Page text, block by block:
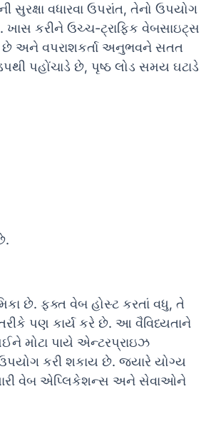
વધારવા ઉપરાંત, તેનો ઉપયોગ
ખાસ કરીને ઉચ્ચ-ટ્રાફિક વેબસાઇટ્સ
છે અને વપરાશકર્તા અનુભવને સતત
પહોંચાડે છે, પૃષ્ઠ લોડ સમય ઘટાડે
છે. ફક્ત વેબ હોસ્ટ કરતાં વધુ, તે
પણ કાર્ય કરે છે. આ વૈવિધ્યતાને
મોટા પાયે એન્ટરપ્રાઇઝ
કરી શકાય છે. જ્યારે યોગ્ય
વેબ એપ્લિકેશન્સ અને સેવાઓને